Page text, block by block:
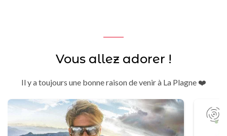
Vous allez adorer !
Il y a toujours une bonne raison de venir à La Plagne ❤️